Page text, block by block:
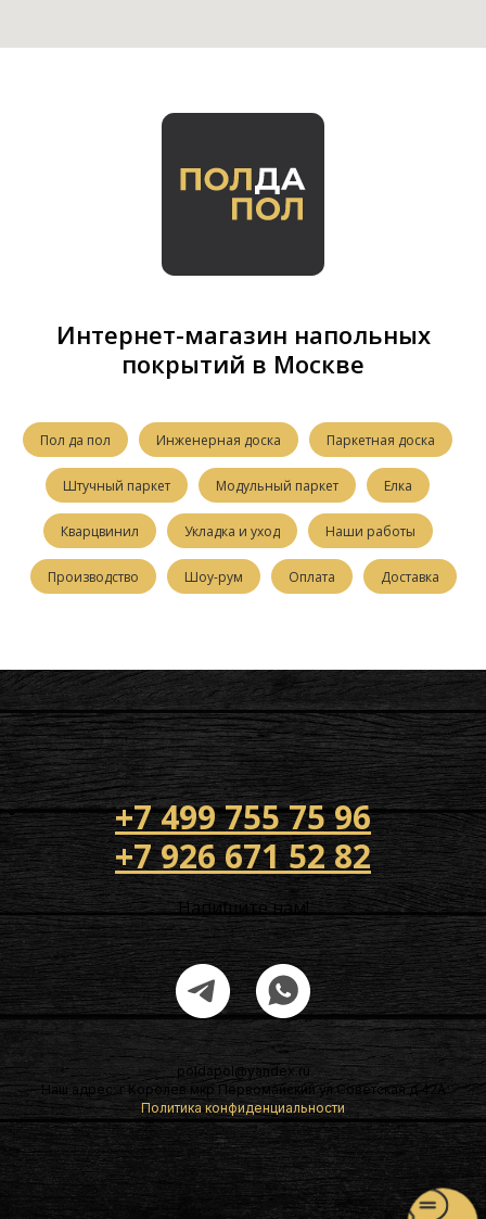
Интернет-магазин напольных
покрытий в Москве
Пол да пол Инженерная доска Паркетная доска
Штучный паркет Модульный паркет Елка
Кварцвинил Укладка и уход Наши работы
Производство Шоу-рум Оплата Доставка
+7 499 755 75 96
+7 926 671 52 82
Напишите нам!
poldapol@yandex.ru
Наш адрес: г Королев мкр Первомайский ул Советская д 42А
Политика конфиденциальности